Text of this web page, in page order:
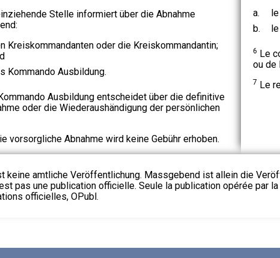
Stelle informiert über die Abnahme
Kreiskommandanten oder die Kreiskommandantin;
Kommando Ausbildung.
Ausbildung entscheidet über die definitive
oder die Wiederaushändigung der persönlichen
vorsorgliche Abnahme wird keine Gebühr erhoben.
a.
b.
6 Le
ou de
7 Le
keine amtliche Veröffentlichung. Massgebend ist allein die
pas une publication officielle. Seule la publication opérée par
officielles, OPubl.